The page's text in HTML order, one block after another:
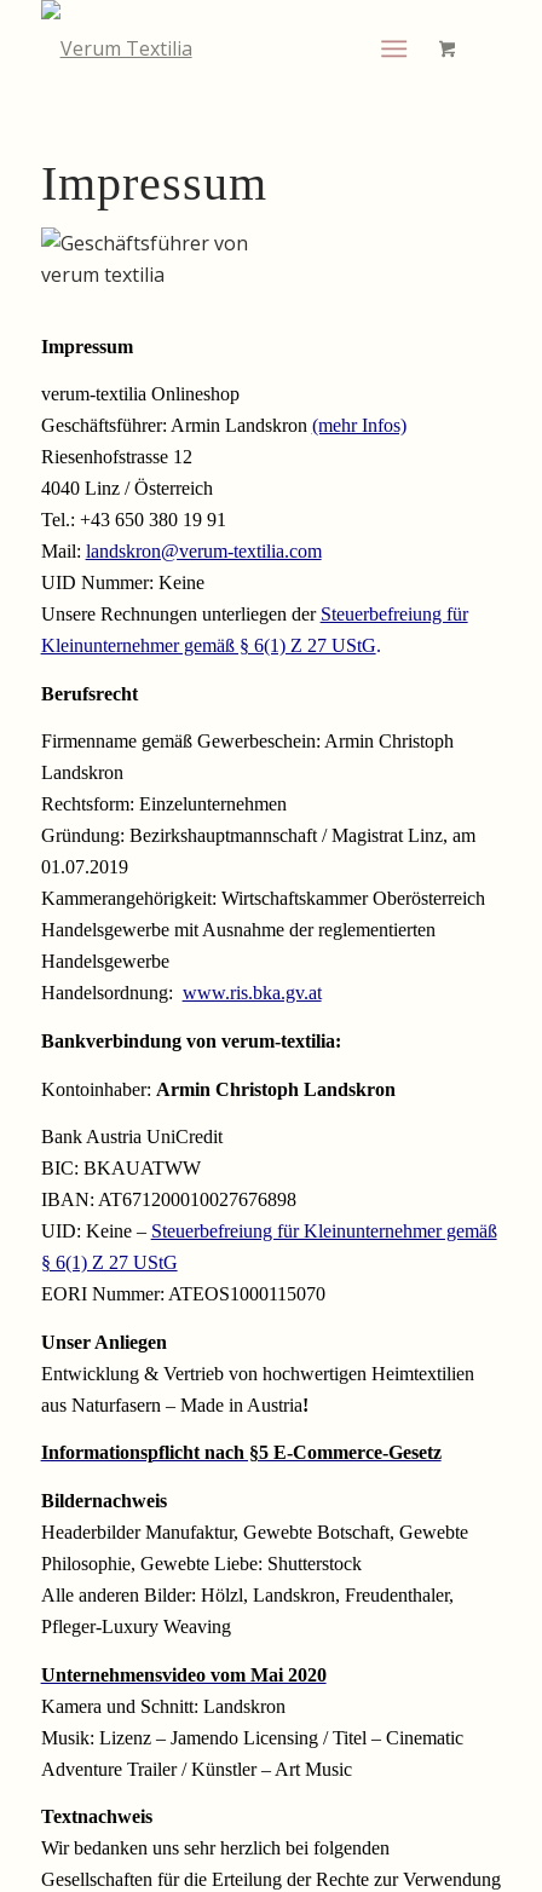
Impressum
Impressum
verum-textilia Onlineshop
Geschäftsführer: Armin Landskron (mehr Infos)
Riesenhofstrasse 12
4040 Linz / Österreich
Tel.: +43 650 380 19 91
Mail: landskron@verum-textilia.com
UID Nummer: Keine
Unsere Rechnungen unterliegen der Steuerbefreiung für
Kleinunternehmer gemäß § 6(1) Z 27 UStG.
Berufsrecht
Firmenname gemäß Gewerbeschein: Armin Christoph
Landskron
Rechtsform: Einzelunternehmen
Gründung: Bezirkshauptmannschaft / Magistrat Linz, am
01.07.2019
Kammerangehörigkeit: Wirtschaftskammer Oberösterreich
Handelsgewerbe mit Ausnahme der reglementierten
Handelsgewerbe
Handelsordnung: www.ris.bka.gv.at
Bankverbindung von verum-textilia:
Kontoinhaber: Armin Christoph Landskron
Bank Austria UniCredit
BIC: BKAUATWW
IBAN: AT671200010027676898
UID: Keine – Steuerbefreiung für Kleinunternehmer gemäß
§ 6(1) Z 27 UStG
EORI Nummer: ATEOS1000115070
Unser Anliegen
Entwicklung & Vertrieb von hochwertigen Heimtextilien
aus Naturfasern – Made in Austria!
Informationspflicht nach §5 E-Commerce-Gesetz
Bildernachweis
Headerbilder Manufaktur, Gewebte Botschaft, Gewebte
Philosophie, Gewebte Liebe: Shutterstock
Alle anderen Bilder: Hölzl, Landskron, Freudenthaler,
Pfleger-Luxury Weaving
Unternehmensvideo vom Mai 2020
Kamera und Schnitt: Landskron
Musik: Lizenz – Jamendo Licensing / Titel – Cinematic
Adventure Trailer / Künstler – Art Music
Textnachweis
Wir bedanken uns sehr herzlich bei folgenden
Gesellschaften für die Erteilung der Rechte zur Verwendung